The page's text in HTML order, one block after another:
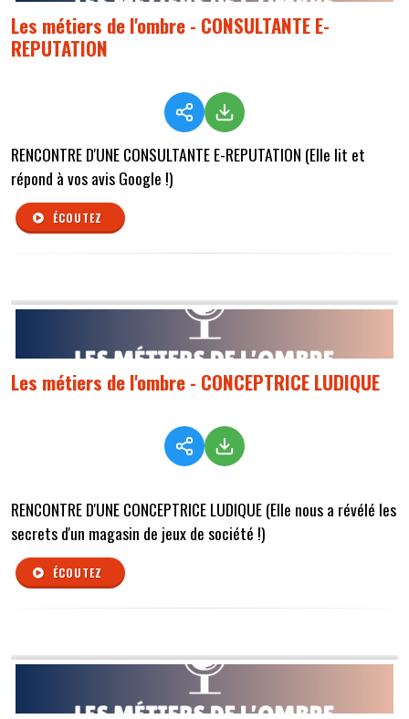
Les métiers de l'ombre - CONSULTANTE E-
REPUTATION
RENCONTRE D'UNE CONSULTANTE E-REPUTATION (Elle lit et
répond à vos avis Google !)
ÉCOUTEZ
Les métiers de l'ombre - CONCEPTRICE LUDIQUE
RENCONTRE D'UNE CONCEPTRICE LUDIQUE (Elle nous a révélé les
secrets d'un magasin de jeux de société !)
ÉCOUTEZ